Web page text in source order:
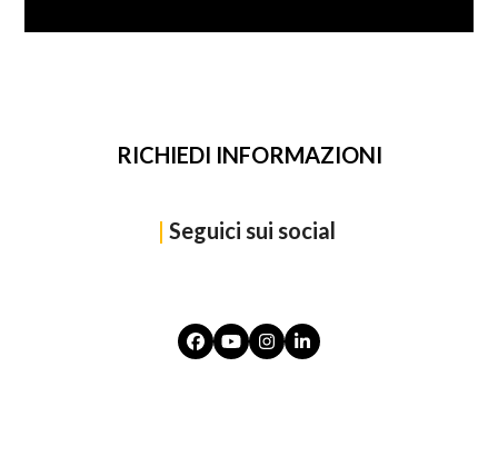
RICHIEDI INFORMAZIONI
| Seguici sui social
Facebook
YouTubeInstagram
LinkedIn